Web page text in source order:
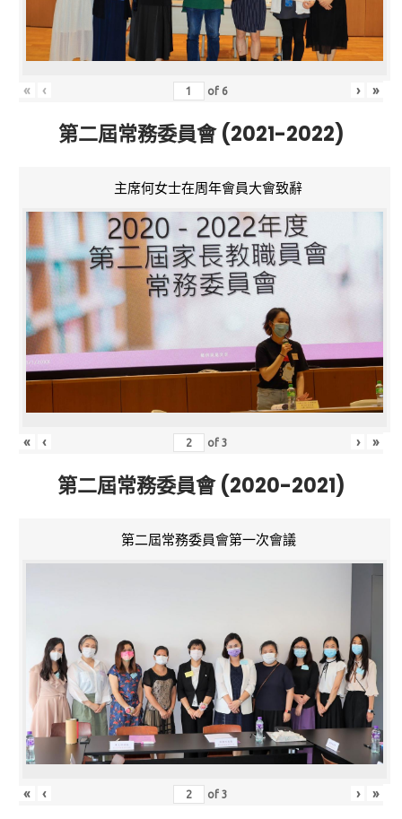
« ‹ of 6 › »
第二屆常務委員會 (2021-2022)
主席何女士在周年會員大會致辭
« ‹ of3 › »
第二屆常務委員會 (2020-2021)
第二屆常務委員會第一次會議
« ‹ of3 › »